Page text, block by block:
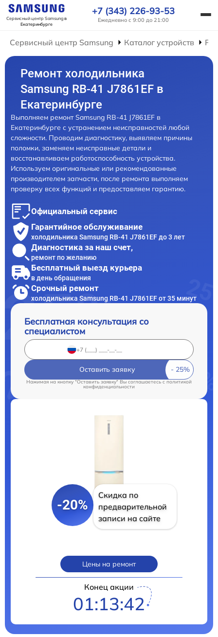
Сервисный центр Samsungв
Екатеринбурге
+7 (343) 226-93-53
Ежедневно с 9:00 до 21:00
Сервисный центр Samsung Каталог устройств
Ремонт холодильника
Samsung RB-41 J7861EF в
Екатеринбурге
Выполняем ремонт Samsung RB-41 J7861EF в
Екатеринбурге с устранением неисправностей любой
сложности. Проводим диагностику, выявляем причины
поломки, заменяем неисправные детали и
восстанавливаем работоспособность устройства.
Используем оригинальные или рекомендованные
производителем запчасти, после ремонта выполняем
проверку всех функций и предоставляем гарантию.
Официальный сервис
Гарантийное обслуживание
холодильника Samsung RB-41 J7861EF до 3 лет
Диагностика за наш счет,
ремонт по желанию
Бесплатный выезд курьера
в день обращения
Срочный ремонт
холодильника Samsung RB-41 J7861EF от 35 минут
Бесплатная консультация со
специалистом
Оставить заявку
Нажимая на кнопку "Оставить заявку" Вы соглашаетесь c политикой
конфиденциальности
-20%
Скидка по
предварительной
записи на сайте
Цены на ремонт
Конец акции
01:13:41